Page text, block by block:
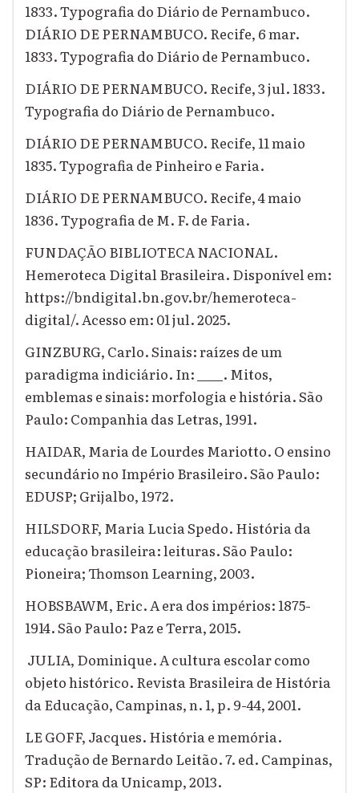
1833. Typografia do Diário de Pernambuco.
DIÁRIO DE PERNAMBUCO. Recife, 6 mar.
1833. Typografia do Diário de Pernambuco.
DIÁRIO DE PERNAMBUCO. Recife, 3 jul. 1833.
Typografia do Diário de Pernambuco.
DIÁRIO DE PERNAMBUCO. Recife, 11 maio
1835. Typografia de Pinheiro e Faria.
DIÁRIO DE PERNAMBUCO. Recife, 4 maio
1836. Typografia de M. F. de Faria.
FUNDAÇÃO BIBLIOTECA NACIONAL.
Hemeroteca Digital Brasileira. Disponível em:
https://bndigital.bn.gov.br/hemeroteca-
digital/. Acesso em: 01 jul. 2025.
GINZBURG, Carlo. Sinais: raízes de um
paradigma indiciário. In: ____. Mitos,
emblemas e sinais: morfologia e história. São
Paulo: Companhia das Letras, 1991.
HAIDAR, Maria de Lourdes Mariotto. O ensino
secundário no Império Brasileiro. São Paulo:
EDUSP; Grijalbo, 1972.
HILSDORF, Maria Lucia Spedo. História da
educação brasileira: leituras. São Paulo:
Pioneira; Thomson Learning, 2003.
HOBSBAWM, Eric. A era dos impérios: 1875-
1914. São Paulo: Paz e Terra, 2015.
JULIA, Dominique. A cultura escolar como
objeto histórico. Revista Brasileira de História
da Educação, Campinas, n. 1, p. 9-44, 2001.
LE GOFF, Jacques. História e memória.
Tradução de Bernardo Leitão. 7. ed. Campinas,
SP: Editora da Unicamp, 2013.